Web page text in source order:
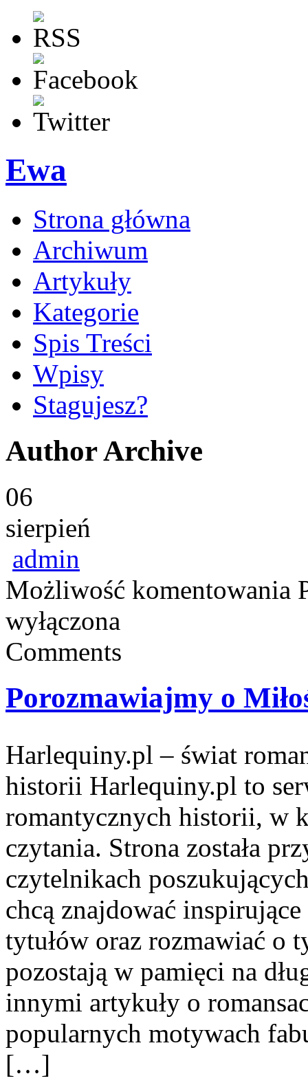
Ewa
Strona główna
Archiwum
Artykuły
Kategorie
Spis Treści
Wpisy
Stagujesz?
Author Archive
06
sierpień
admin
Możliwość komentowania
wyłączona
Comments
Porozmawiajmy o
Harlequiny.pl – świat
historii Harlequiny.pl to
romantycznych historii, w
czytania. Strona została
czytelnikach
chcą znajdować
tytułów oraz rozmawiać o
pozostają w pamięci na
innymi artykuły o
popularnych motywach
[…]